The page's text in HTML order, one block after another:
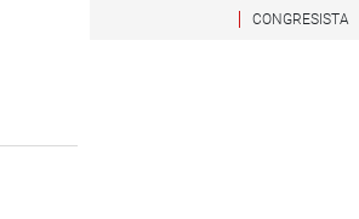
CONGRESISTA